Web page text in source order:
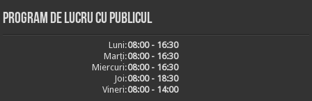
Program de lucru cu publicul
Luni:08:00 - 16:30
Marți:08:00 - 16:30
Miercuri:08:00 - 16:30
Joi:08:00 - 18:30
Vineri:08:00 - 14:00